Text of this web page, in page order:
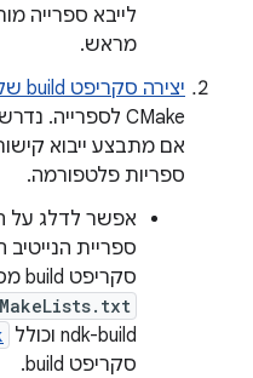
לייבא ספרייה
מראש.
יצירה סקריפט build של CMake
אם מתבצע ייבוא
ספריות פלטפורמה.
אפשר לדלג על
ספריית
סקריפט build מסוג
ndk-build וכולל
סקריפט build.